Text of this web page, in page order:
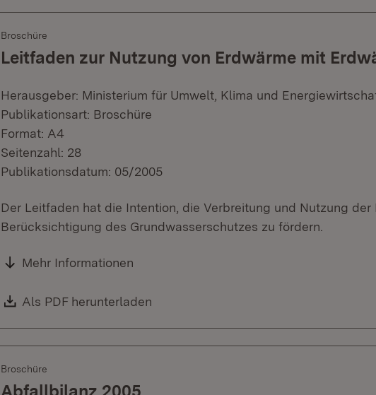
Broschüre
Leitfaden zur Nutzung von Erdwärme mit
Herausgeber: Ministerium für Umwelt, Klima und
Publikationsart: Broschüre
Format: A4
Seitenzahl: 28
Publikationsdatum: 05/2005
Der Leitfaden hat die Intention, die Verbreitung und Nutzung der
Berücksichtigung des Grundwasserschutzes zu fördern.
Mehr Informationen
Download:
Als PDF herunterladen
Broschüre